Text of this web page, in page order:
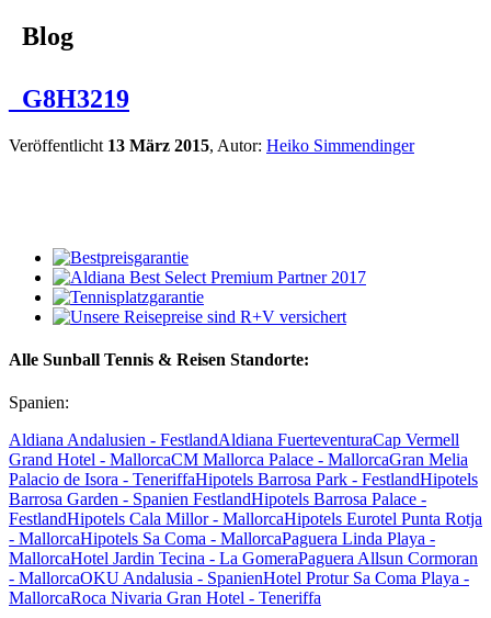
Blog
_G8H3219
Veröffentlicht 13 März 2015, Autor: Heiko Simmendinger
Alle Sunball Tennis & Reisen Standorte:
Spanien:
Aldiana Andalusien - FestlandAldiana FuerteventuraCap Vermell
Grand Hotel - MallorcaCM Mallorca Palace - MallorcaGran Melia
Palacio de Isora - TeneriffaHipotels Barrosa Park - FestlandHipotels
Barrosa Garden - Spanien FestlandHipotels Barrosa Palace -
FestlandHipotels Cala Millor - MallorcaHipotels Eurotel Punta Rotja
- MallorcaHipotels Sa Coma - MallorcaPaguera Linda Playa -
MallorcaHotel Jardin Tecina - La GomeraPaguera Allsun Cormoran
- MallorcaOKU Andalusia - SpanienHotel Protur Sa Coma Playa -
MallorcaRoca Nivaria Gran Hotel - Teneriffa